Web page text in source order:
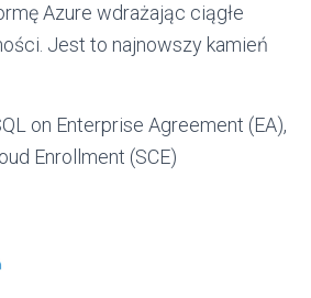
Azure wdrażając ciągłe
Jest to najnowszy kamień
on Enterprise Agreement (EA),
Enrollment (SCE)